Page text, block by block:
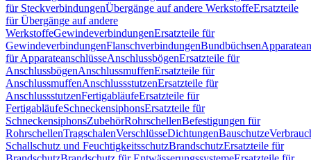
für SteckverbindungenÜbergänge auf andere WerkstoffeErsatzteile
für Übergänge auf andere
WerkstoffeGewindeverbindungenErsatzteile für
GewindeverbindungenFlanschverbindungenBundbüchsen
für ApparateanschlüsseAnschlussbögenErsatzteile für
AnschlussbögenAnschlussmuffenErsatzteile für
AnschlussmuffenAnschlussstutzenErsatzteile für
AnschlussstutzenFertigabläufeErsatzteile für
FertigabläufeSchneckensiphonsErsatzteile für
SchneckensiphonsZubehörRohrschellenBefestigungen für
RohrschellenTragschalenVerschlüsseDichtungenBauschutze
Schallschutz und FeuchtigkeitsschutzBrandschutzErsatzteile für